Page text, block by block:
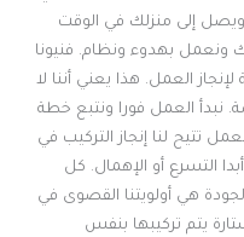
إلى منزلك في الوقت
بهدوء ونظام. فنيونا
العمل. هذا يعني أننا لا
العمل فورا ونتبع خطة
لنا إنجاز التركيب في
أو الإهمال. كل
هي أولويتنا القصوى في
تركيبها بنفس